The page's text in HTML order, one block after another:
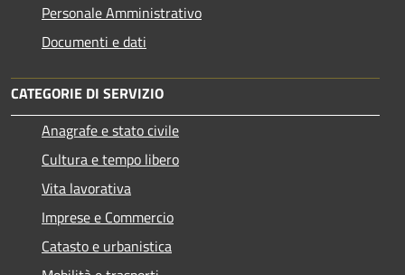
Personale Amministrativo
Documenti e dati
CATEGORIE DI SERVIZIO
Anagrafe e stato civile
Cultura e tempo libero
Vita lavorativa
Imprese e Commercio
Catasto e urbanistica